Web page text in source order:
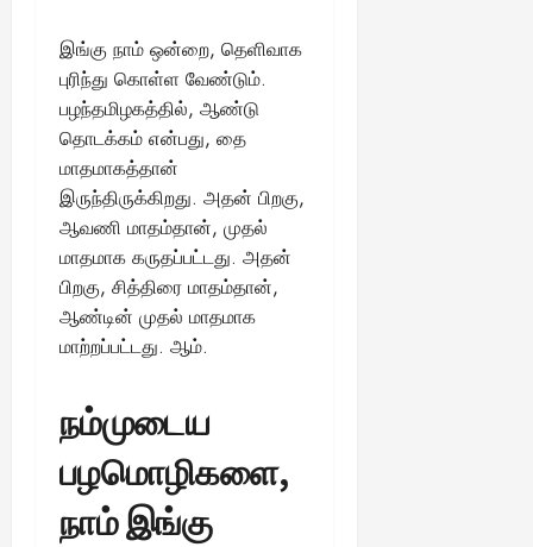
இங்கு நாம் ஒன்றை, தெளிவாக
புரிந்து கொள்ள வேண்டும்.
பழந்தமிழகத்தில், ஆண்டு
தொடக்கம் என்பது, தை
மாதமாகத்தான்
இருந்திருக்கிறது. அதன் பிறகு,
ஆவணி மாதம்தான், முதல்
மாதமாக கருதப்பட்டது. அதன்
பிறகு, சித்திரை மாதம்தான்,
ஆண்டின் முதல் மாதமாக
மாற்றப்பட்டது. ஆம்.
நம்முடைய
பழமொழிகளை,
நாம் இங்கு